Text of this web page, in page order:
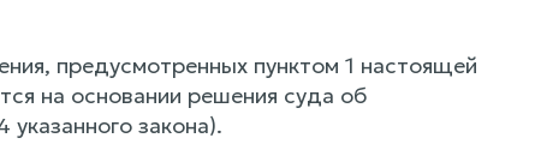
предусмотренных пунктом 1 настоящей
на основании решения суда об
закона).